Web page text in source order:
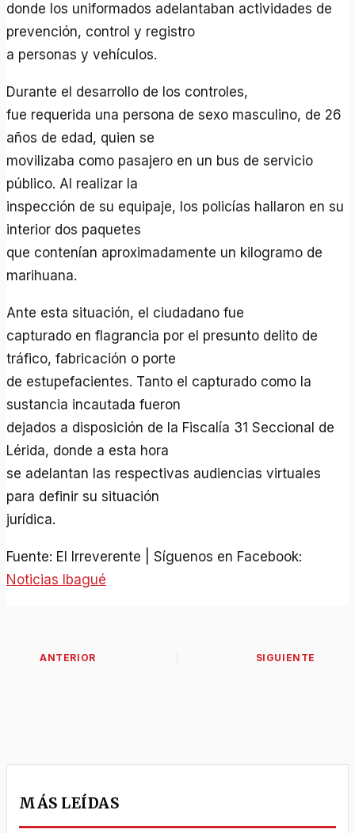
donde los uniformados adelantaban actividades de
prevención, control y registro
a personas y vehículos.
Durante el desarrollo de los controles,
fue requerida una persona de sexo masculino, de 26
años de edad, quien se
movilizaba como pasajero en un bus de servicio
público. Al realizar la
inspección de su equipaje, los policías hallaron en su
interior dos paquetes
que contenían aproximadamente un kilogramo de
marihuana.
Ante esta situación, el ciudadano fue
capturado en flagrancia por el presunto delito de
tráfico, fabricación o porte
de estupefacientes. Tanto el capturado como la
sustancia incautada fueron
dejados a disposición de la Fiscalía 31 Seccional de
Lérida, donde a esta hora
se adelantan las respectivas audiencias virtuales
para definir su situación
jurídica.
Fuente: El Irreverente | Síguenos en Facebook:
Noticias Ibagué
MÁS LEÍDAS